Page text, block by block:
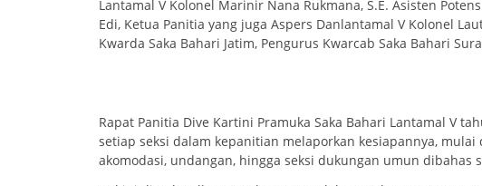
Lantamal V Kolonel Marinir Nana Rukmana, S.E. Asisten
Edi, Ketua Panitia yang juga Aspers Danlantamal V Kolonel
Kwarda Saka Bahari Jatim, Pengurus Kwarcab Saka Bahari
Rapat Panitia Dive Kartini Pramuka Saka Bahari Lantamal V
setiap seksi dalam kepanitian melaporkan kesiapannya,
akomodasi, undangan, hingga seksi dukungan umun dibahas